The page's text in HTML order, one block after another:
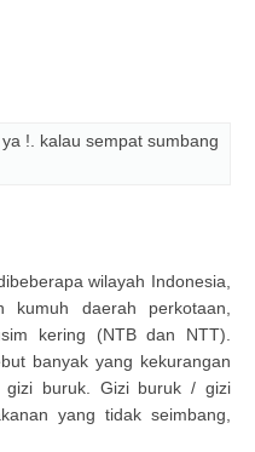
!. kalau sempat sumbang
wilayah Indonesia,
kumuh daerah perkotaan,
kering (NTB dan NTT).
banyak yang kekurangan
gizi buruk. Gizi buruk / gizi
yang tidak seimbang,